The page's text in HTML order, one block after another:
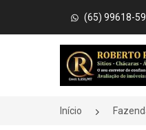
(65) 99618-
Página inicial
Início